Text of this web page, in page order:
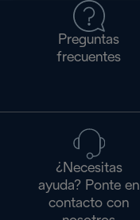
Preguntas
frecuentes
¿Necesitas
ayuda? Ponte en
contacto con